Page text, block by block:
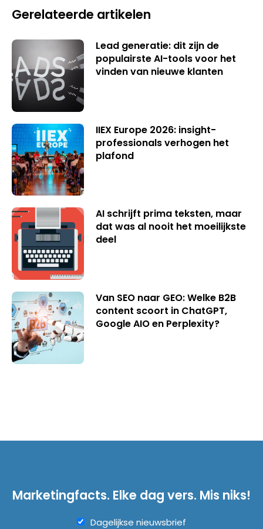
Gerelateerde artikelen
Lead generatie: dit zijn de
populairste AI-tools voor het
vinden van nieuwe klanten
IIEX Europe 2026: insight-
professionals verhogen het
plafond
AI schrijft prima teksten, maar
dat was al nooit het moeilijkste
deel
Van SEO naar GEO: Welke B2B
content scoort in ChatGPT,
Google AIO en Perplexity?
Marketingfacts. Elke dag vers. Mis niks!
Dagelijkse nieuwsbrief